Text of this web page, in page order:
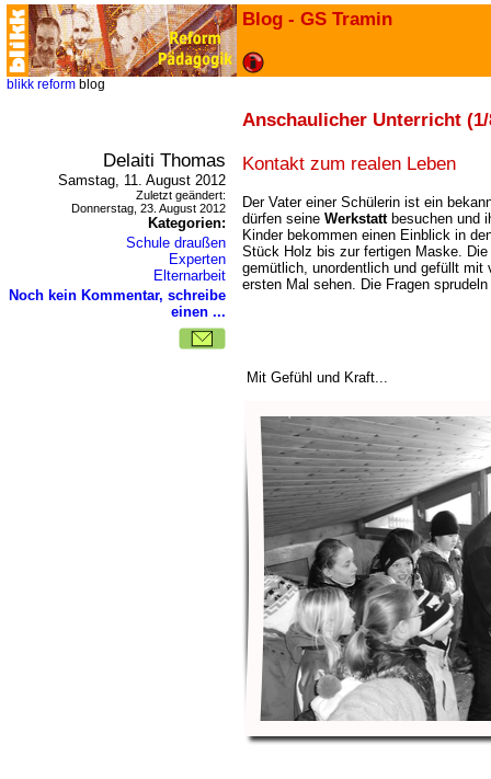
Blog - GS Tramin
blikk reform blog
Anschaulicher Unterricht
Delaiti Thomas
Samstag, 11. August 2012
Zuletzt geändert:
Donnerstag, 23. August 2012
Kategorien:
Schule draußen
Experten
Elternarbeit
Noch kein Kommentar, schreibe
einen ...
Kontakt zum realen Leben
Der Vater einer Schülerin ist ein
dürfen seine Werkstattbesuchen und
Kinder bekommen einen Einblick in
Stück Holz bis zur fertigen Maske.
gemütlich, unordentlich und gefüllt mit
ersten Mal sehen. Die Fragen
Mit Gefühl und Kraft...